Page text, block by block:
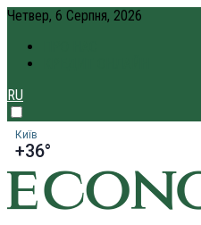
Четвер, 6 Серпня, 2026
RU
Київ
+36°